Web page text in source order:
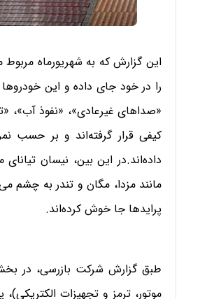
«صداهای غیرعادی»، «نفوذ آب»،
کیفی قرار گرفته‌اند و بر حسب
داده‌اند.در این بین، نیسان
مانند مزدا، مگان و تندر به چشم
پرایدها جا خوش کرده‌اند.
طبق گزارش شرکت بازرسی، در